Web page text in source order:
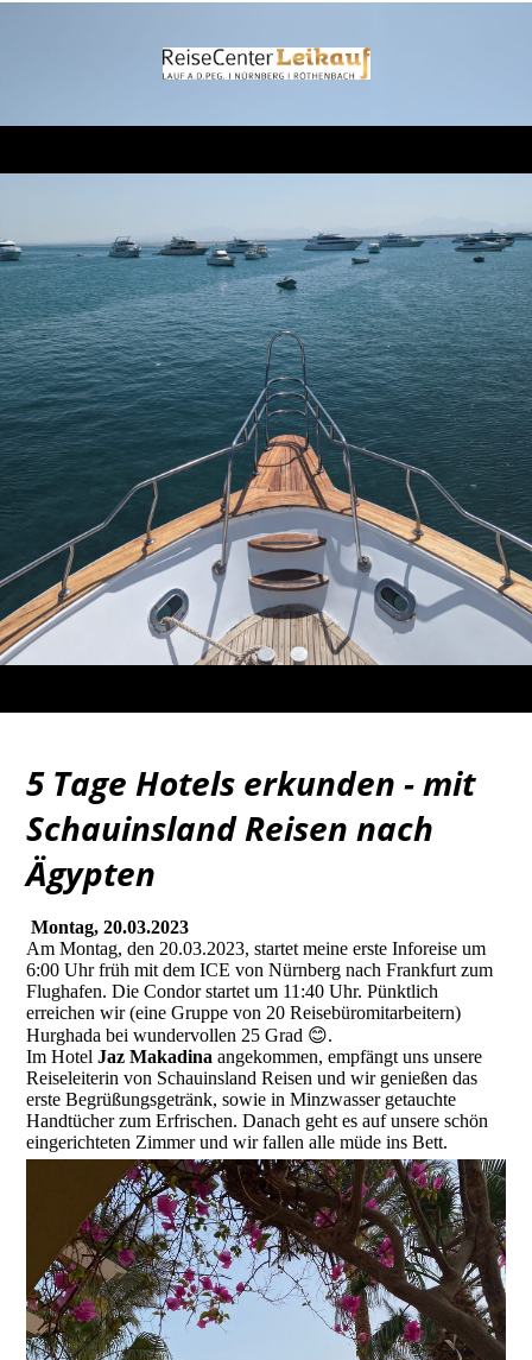
5 Tage Hotels erkunden - mit
Schauinsland Reisen nach
Ägypten
Montag, 20.03.2023
Am Montag, den 20.03.2023, startet meine erste Inforeise um
6:00 Uhr früh mit dem ICE von Nürnberg nach Frankfurt zum
Flughafen. Die Condor startet um 11:40 Uhr. Pünktlich
erreichen wir (eine Gruppe von 20 Reisebüromitarbeitern)
Hurghada bei wundervollen 25 Grad 😊.
Im HotelJaz Makadina angekommen, empfängt uns unsere
Reiseleiterin von Schauinsland Reisen und wir genießen das
erste Begrüßungsgetränk, sowie in Minzwasser getauchte
Handtücher zum Erfrischen. Danach geht es auf unsere schön
eingerichteten Zimmer und wir fallen alle müde ins Bett.